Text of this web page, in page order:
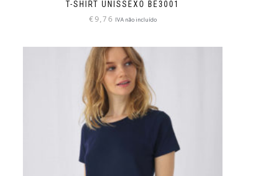
T-SHIRT UNISSEXO BE3001
€9,76 IVA não incluído